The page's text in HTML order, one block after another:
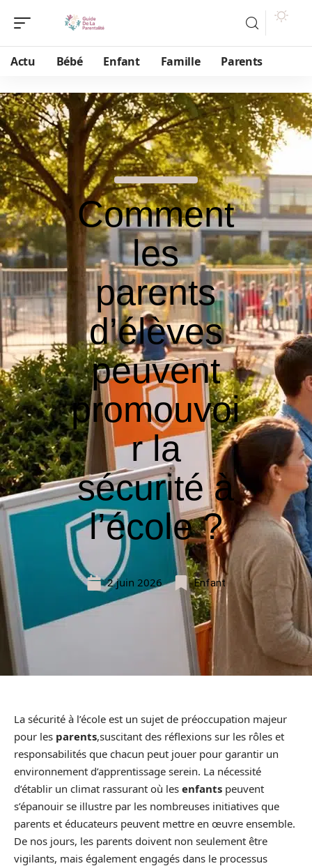
Actu Bébé Enfant Famille Parents
Comment
les
parents
d’élèves
peuvent
promouvoi
r la
sécurité à
l’école ?
2 juin 2026 Enfant
La sécurité à l’école est un sujet de préoccupation majeur
pour les parents,suscitant des réflexions sur les rôles et
responsabilités que chacun peut jouer pour garantir un
environnement d’apprentissage serein. La nécessité
d’établir un climat rassurant où les enfants peuvent
s’épanouir se illustre par les nombreuses initiatives que
parents et éducateurs peuvent mettre en œuvre ensemble.
De nos jours, les parents doivent non seulement être
vigilants, mais également engagés dans le processus